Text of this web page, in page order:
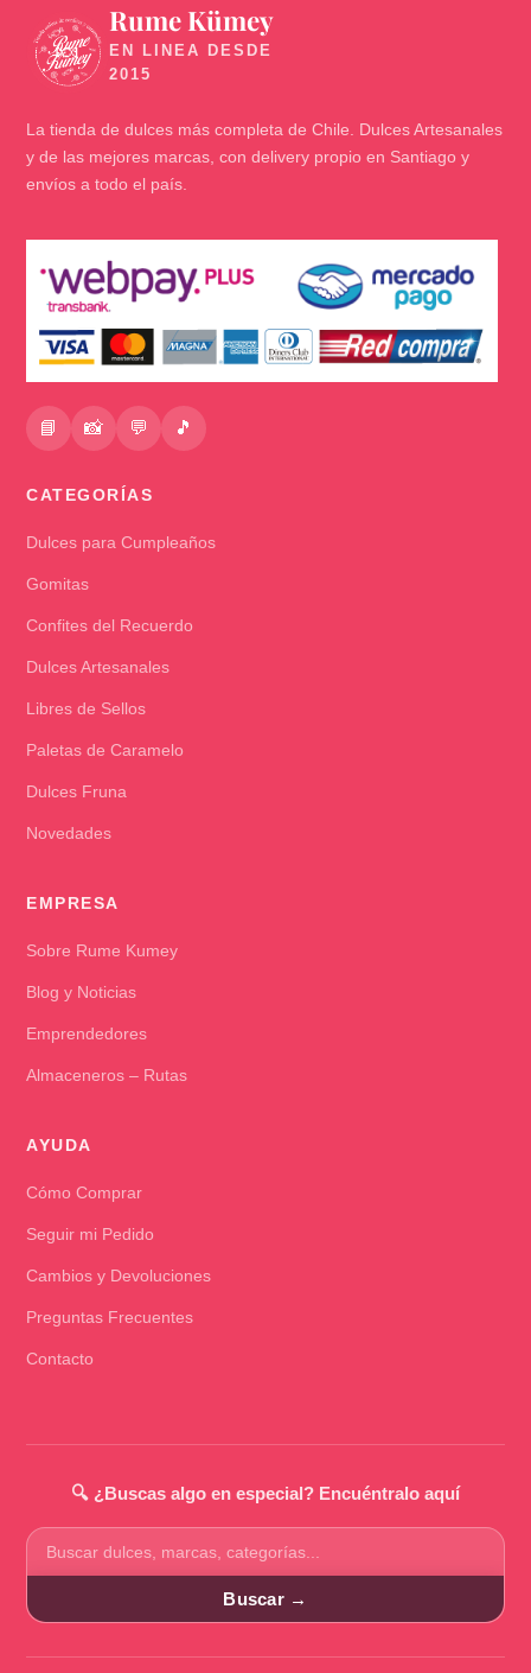
🍬
Rume Kümey
La tienda de dulces más completa de Chile. Dulces Artesanales
y de las mejores marcas, con delivery propio en Santiago y
envíos a todo el país.
📘 📸 💬 🎵
CATEGORÍAS
Dulces para Cumpleaños
Gomitas
Confites del Recuerdo
Dulces Artesanales
Libres de Sellos
Paletas de Caramelo
Dulces Fruna
Novedades
EMPRESA
Sobre Rume Kumey
Blog y Noticias
Emprendedores
Almaceneros – Rutas
AYUDA
Cómo Comprar
Seguir mi Pedido
Cambios y Devoluciones
Preguntas Frecuentes
Contacto
🔍 ¿Buscas algo en especial? Encuéntralo aquí
Buscar
productos
Buscar →